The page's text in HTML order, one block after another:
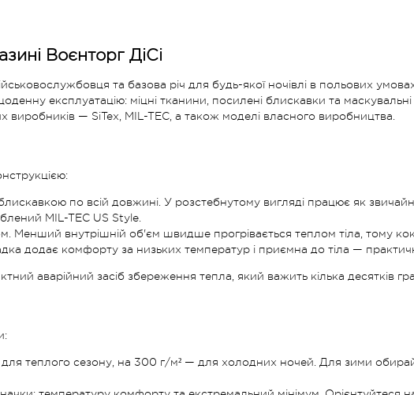
Воєнторг ДіСі
та базова річ для будь-якої ночівлі в польових
експлуатацію: міцні тканини, посилені блискавки та
виробників — SiTex, MIL-TEC, а також моделі власного виробництва.
по всій довжині. У розстебнутому вигляді працює як
MIL-TEC US Style.
внутрішній об'єм швидше прогрівається теплом тіла, тому
додає комфорту за низьких температур і приємна до тіла —
аварійний засіб збереження тепла, який важить кілька десятків
теплого сезону, на 300 г/м² — для холодних ночей. Для зими